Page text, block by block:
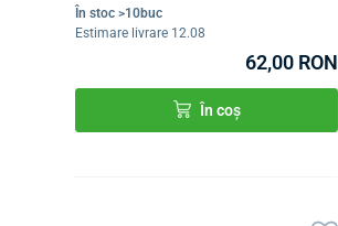
În stoc >10buc
Estimare livrare 12.08
62,00 RON
În coș